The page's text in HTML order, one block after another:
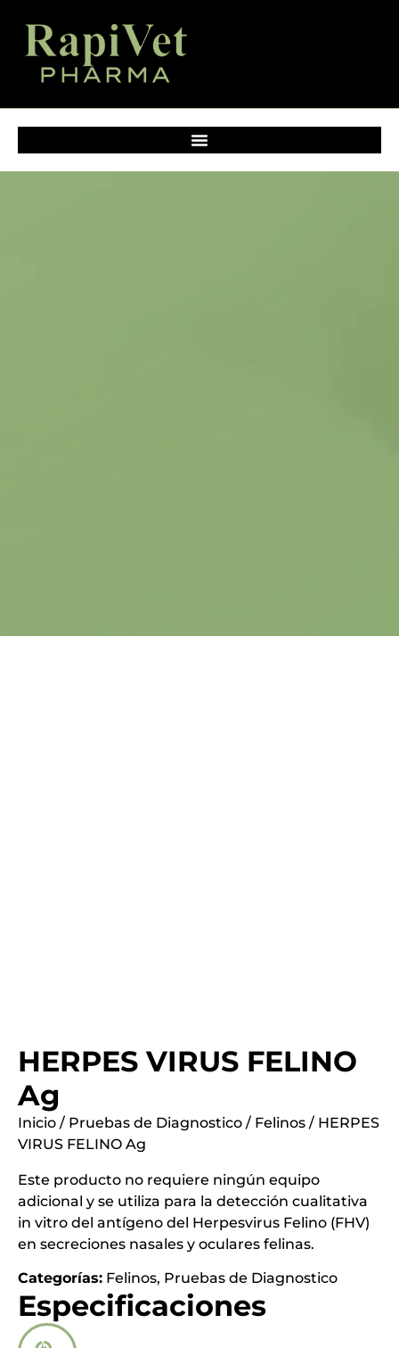
HERPES VIRUS FELINO
Ag
Inicio / Pruebas de Diagnostico / Felinos / HERPES
VIRUS FELINO Ag
Este producto no requiere ningún equipo
adicional y se utiliza para la detección cualitativa
in vitro del antígeno del Herpesvirus Felino (FHV)
en secreciones nasales y oculares felinas.
Categorías: Felinos, Pruebas de Diagnostico
Especificaciones